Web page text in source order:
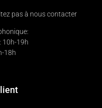
pas à nous contacter
10h-19h
18h